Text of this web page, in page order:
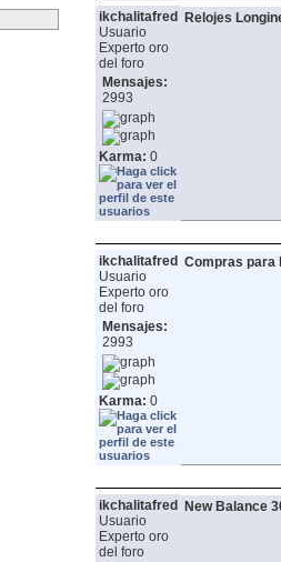
ikchalitafred
Usuario
Experto oro
del foro
Mensajes:
2993
Karma: 0
Relojes
ikchalitafred
Usuario
Experto oro
del foro
Mensajes:
2993
Karma: 0
Compras para
ikchalitafred
Usuario
Experto oro
del foro
New Balance